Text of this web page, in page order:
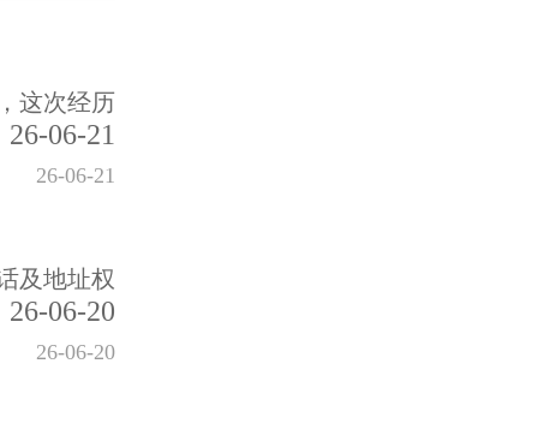
这次经历
26-06-21
26-06-21
及地址权
26-06-20
26-06-20